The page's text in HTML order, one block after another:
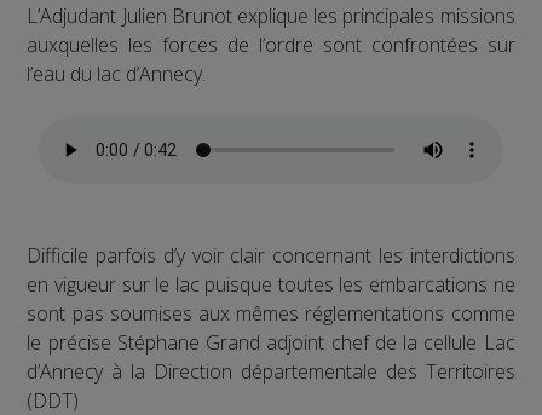
L’Adjudant Julien Brunot explique les principales missions
auxquelles les forces de l’ordre sont confrontées sur
l’eau du lac d’Annecy.
Difficile parfois d’y voir clair concernant les interdictions
en vigueur sur le lac puisque toutes les embarcations ne
sont pas soumises aux mêmes réglementations comme
le précise Stéphane Grand adjoint chef de la cellule Lac
d’Annecy à la Direction départementale des Territoires
(DDT)